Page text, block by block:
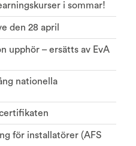
i sommar!
den 28 april
upphör – ersätts av EvA
nationella
för installatörer (AFS